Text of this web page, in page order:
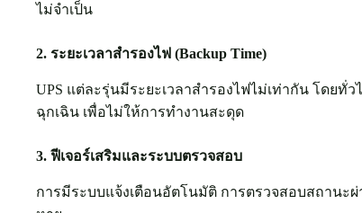
ไม่จำเป็น
2. ระยะเวลาสำรองไฟ (Backup Time)
UPS แต่ละรุ่นมีระยะเวลาสำรองไฟไม่เท่ากัน โดยทั่
ฉุกเฉิน เพื่อไม่ให้การทำงานสะดุด
3. ฟีเจอร์เสริมและระบบตรวจสอบ
การมีระบบแจ้งเตือนอัตโนมัติ การตรวจสอบสถานะ